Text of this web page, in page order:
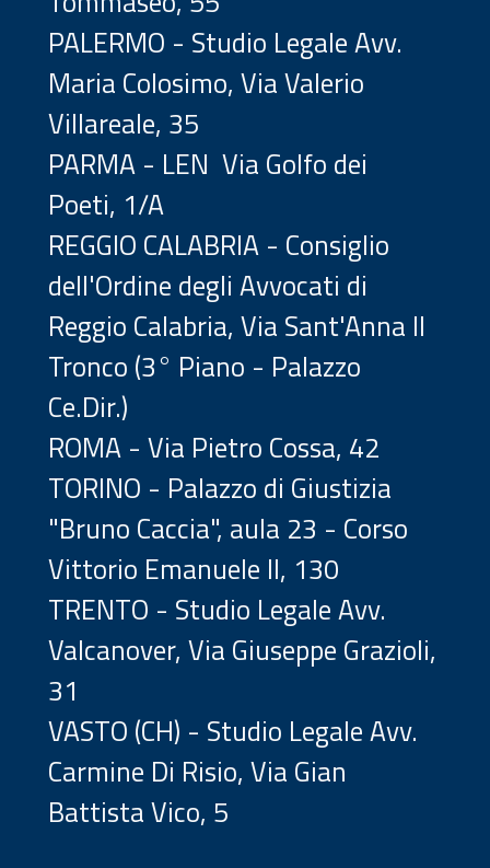
PALERMO - Studio Legale Avv.
Maria Colosimo, Via Valerio
Villareale, 35
PARMA - LEN Via Golfo dei
Poeti, 1/A
REGGIO CALABRIA - Consiglio
dell'Ordine degli Avvocati di
Reggio Calabria, Via Sant'Anna II
Tronco (3° Piano - Palazzo
Ce.Dir.)
ROMA - Via Pietro Cossa, 42
TORINO - Palazzo di Giustizia
"Bruno Caccia", aula 23 - Corso
Vittorio Emanuele II, 130
TRENTO - Studio Legale Avv.
Valcanover, Via Giuseppe Grazioli,
31
VASTO (CH) - Studio Legale Avv.
Carmine Di Risio, Via Gian
Battista Vico, 5